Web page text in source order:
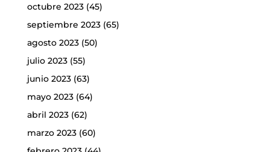
octubre 2023(45)
septiembre 2023(65)
agosto 2023(50)
julio 2023(55)
junio 2023(63)
mayo 2023(64)
abril 2023(62)
marzo 2023(60)